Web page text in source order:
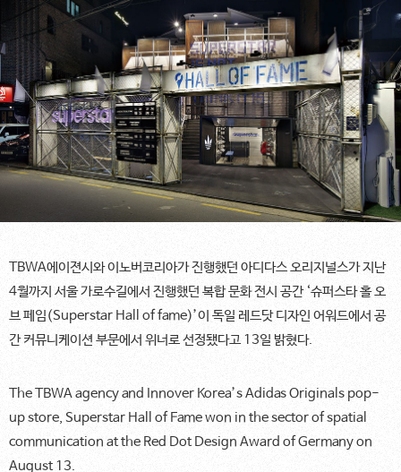
TBWA에이젼시와 이노버코리아가 진행했던 아디다스 오리지널스가 지난
4월까지 서울 가로수길에서 진행했던 복합 문화 전시 공간 ‘슈퍼스타 홀 오
브 페임(Superstar Hall of fame)’이 독일 레드닷 디자인 어워드에서 공
간 커뮤니케이션 부문에서 위너로 선정됐다고 13일 밝혔다.
The TBWA agency and Innover Korea’s Adidas Originals pop-
up store, Superstar Hall of Fame won in the sector of spatial
communication at the Red Dot Design Award of Germany on
August 13.